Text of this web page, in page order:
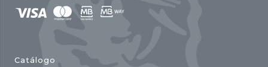
Catálogo